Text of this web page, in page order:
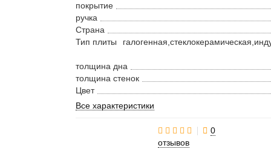
покрытие
ручка
Страна
Тип плиты
толщина дна
толщина стенок
Цвет
Все характеристики
0
отзывов